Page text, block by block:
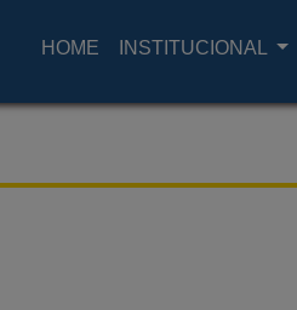
HOME INSTITUCIONAL